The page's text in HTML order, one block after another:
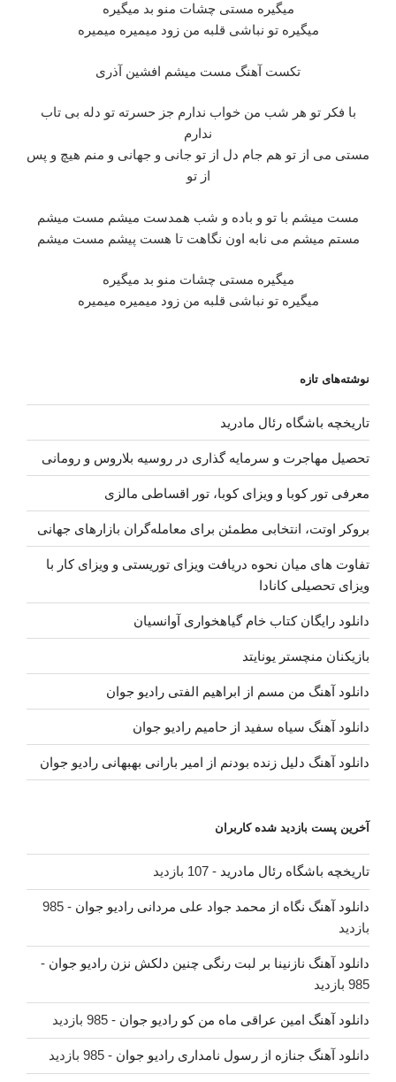
میگیره مستی چشات منو بد میگیره
میگیره تو نباشی قلبه من زود میمیره میمیره
تکست آهنگ مست میشم افشین آذری
با فکر تو هر شب من خواب ندارم جز حسرته تو دله بی تاب
ندارم
مستی می از تو هم جام دل از تو جانی و جهانی و منم هیچ و پس
از تو
مست میشم با تو و باده و شب همدست میشم مست میشم
مستم میشم می نابه اون نگاهت تا هست پیشم مست میشم
میگیره مستی چشات منو بد میگیره
میگیره تو نباشی قلبه من زود میمیره میمیره
نوشته‌های تازه
تاریخچه باشگاه رئال مادرید
تحصیل مهاجرت و سرمایه گذاری در روسیه بلاروس و رومانی
معرفی تور کوبا و ویزای کوبا، تور اقساطی مالزی
بروکر اوتت، انتخابی مطمئن برای معامله‌گران بازارهای جهانی
تفاوت های میان نحوه دریافت ویزای توریستی و ویزای کار با
ویزای تحصیلی کانادا
دانلود رایگان کتاب خام گیاهخواری آوانسیان
بازیکنان منچستر یونایتد
دانلود آهنگ من مسم از ابراهیم الفتی رادیو جوان
دانلود آهنگ سیاه سفید از حامیم رادیو جوان
دانلود آهنگ دلیل زنده بودنم از امیر بارانی بهبهانی رادیو جوان
آخرین پست بازدید شده کاربران
تاریخچه باشگاه رئال مادرید - 107 بازدید
دانلود آهنگ نگاه از محمد جواد علی مردانی رادیو جوان
- 985
بازدید
دانلود آهنگ نازنینا بر لبت رنگی چنین دلکش نزن رادیو جوان -
985 بازدید
دانلود آهنگ امین عراقی ماه من کو رادیو جوان - 985 بازدید
دانلود آهنگ جنازه از رسول نامداری رادیو جوان - 985 بازدید